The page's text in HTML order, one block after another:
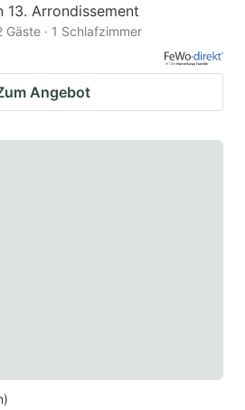
13. Arrondissement
· 1 Schlafzimmer
Angebot
)